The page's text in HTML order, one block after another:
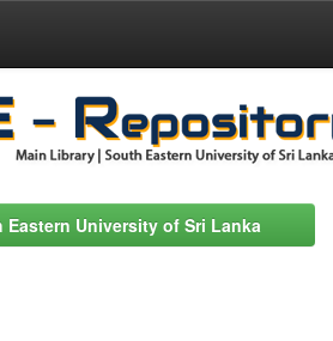
Eastern University of Sri Lanka